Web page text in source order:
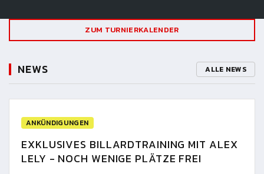
ZUM TURNIERKALENDER
NEWS ALLE NEWS
ANKÜNDIGUNGEN
EXKLUSIVES BILLARDTRAINING MIT ALEX
LELY - NOCH WENIGE PLÄTZE FREI